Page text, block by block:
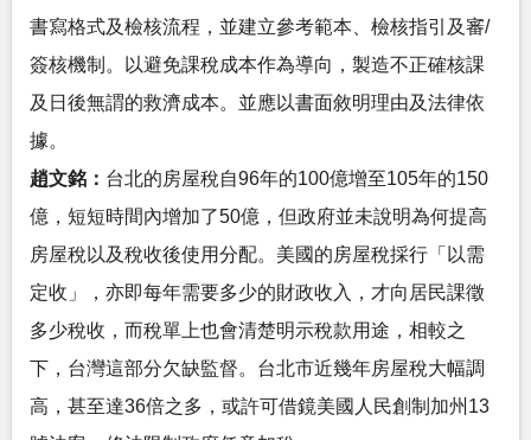
書寫格式及檢核流程，並建立參考範本、檢核指引及審/
簽核機制。以避免課稅成本作為導向，製造不正確核課
及日後無謂的救濟成本。並應以書面敘明理由及法律依
據。
趙文銘： 台北的房屋稅自96年的100億增至105年的150
億，短短時間內增加了50億，但政府並未說明為何提高
房屋稅以及稅收後使用分配。美國的房屋稅採行「以需
定收」，亦即每年需要多少的財政收入，才向居民課徵
多少稅收，而稅單上也會清楚明示稅款用途，相較之
下，台灣這部分欠缺監督。台北市近幾年房屋稅大幅調
高，甚至達36倍之多，或許可借鏡美國人民創制加州13